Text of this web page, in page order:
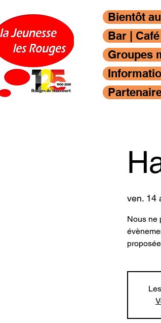
Bientôt
Bar |
Groupes
ven. 14
Nous ne